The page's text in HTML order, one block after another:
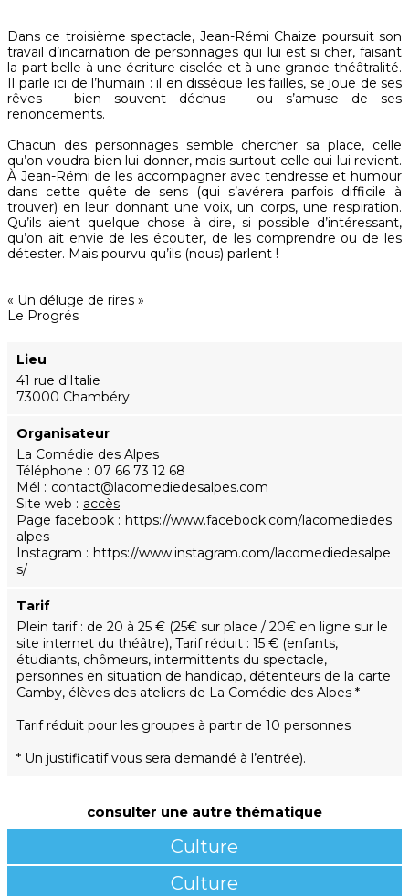
Dans ce troisième spectacle, Jean-Rémi Chaize poursuit son
travail d’incarnation de personnages qui lui est si cher, faisant
la part belle à une écriture ciselée et à une grande théâtralité.
Il parle ici de l’humain : il en dissèque les failles, se joue de ses
rêves – bien souvent déchus – ou s’amuse de ses
renoncements.
Chacun des personnages semble chercher sa place, celle
qu’on voudra bien lui donner, mais surtout celle qui lui revient.
À Jean-Rémi de les accompagner avec tendresse et humour
dans cette quête de sens (qui s’avérera parfois difficile à
trouver) en leur donnant une voix, un corps, une respiration.
Qu’ils aient quelque chose à dire, si possible d’intéressant,
qu’on ait envie de les écouter, de les comprendre ou de les
détester. Mais pourvu qu’ils (nous) parlent !
« Un déluge de rires »
Le Progrés
Lieu
41 rue d'Italie
73000 Chambéry
Organisateur
La Comédie des Alpes
Téléphone
07 66 73 12 68
Mél
contact@lacomediedesalpes.com
Site web
accès
Page facebook
https://www.facebook.com/lacomediedes
alpes
Instagram
https://www.instagram.com/lacomediedesalpe
s/
Tarif
Plein tarif : de 20 à 25 € (25€ sur place / 20€ en ligne sur le
site internet du théâtre), Tarif réduit : 15 € (enfants,
étudiants, chômeurs, intermittents du spectacle,
personnes en situation de handicap, détenteurs de la carte
Camby, élèves des ateliers de La Comédie des Alpes *
Tarif réduit pour les groupes à partir de 10 personnes
* Un justificatif vous sera demandé à l’entrée).
consulter une autre thématique
Culture
Culture